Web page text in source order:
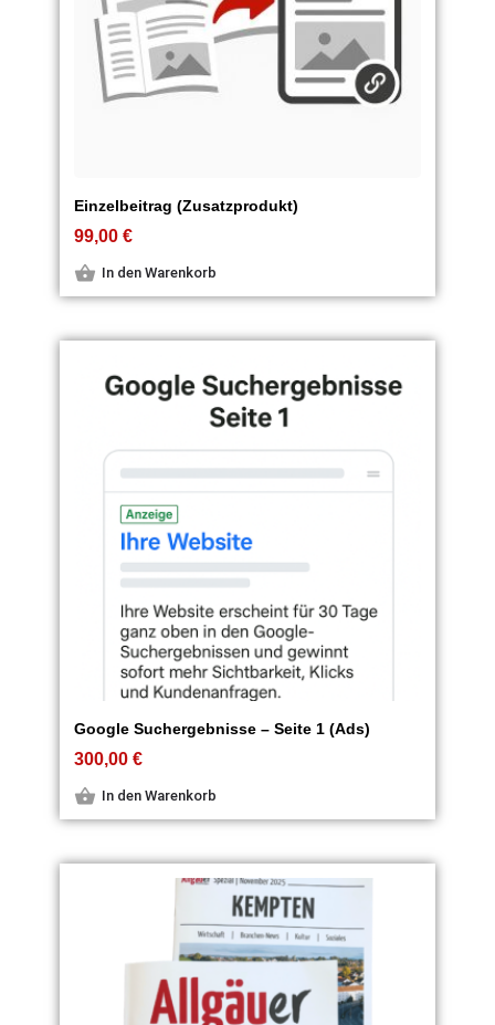
Einzelbeitrag (Zusatzprodukt)
99,00€
In den Warenkorb
Google Suchergebnisse – Seite 1 (Ads)
300,00€
In den Warenkorb